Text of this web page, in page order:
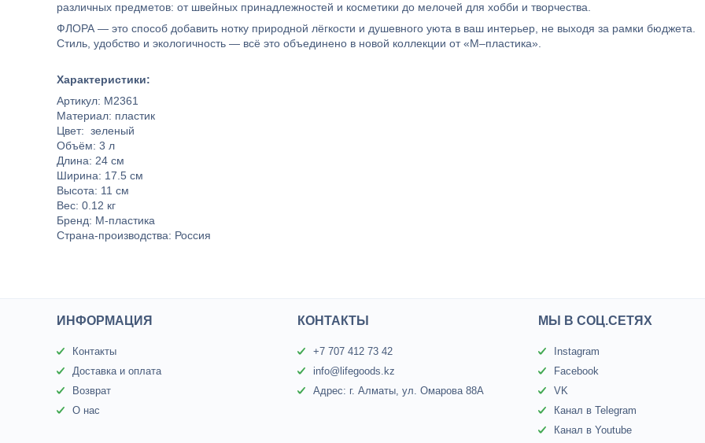
различных предметов: от швейных принадлежностей и косметики до мелочей для хобби и творчества.
ФЛОРА — это способ добавить нотку природной лёгкости и душевного уюта в ваш интерьер, не выходя за рамки бюджета.
Стиль, удобство и экологичность — всё это объединено в новой коллекции от «М–пластика».
Характеристики:
Артикул: М2361
Материал: пластик
Цвет: зеленый
Объём: 3 л
Длина: 24 см
Ширина: 17.5 см
Высота: 11 см
Вес: 0.12 кг
Бренд: М-пластика
Страна-производства: Россия
ИНФОРМАЦИЯ
Контакты
Доставка и оплата
Возврат
О нас
КОНТАКТЫ
+7 707 412 73 42
info@lifegoods.kz
Адрес: г. Алматы, ул. Омарова 88А
МЫ В СОЦ.СЕТЯХ
Instagram
Facebook
VK
Канал в Telegram
Канал в Youtube